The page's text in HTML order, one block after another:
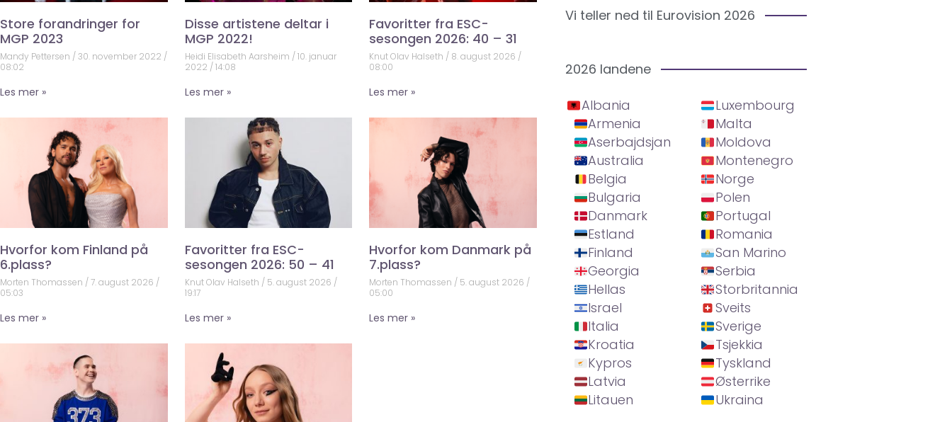
Store forandringer for
MGP 2023
Mandy Pettersen
30. november 2022
08:02
Les mer »
Disse artistene deltar i
MGP 2022!
Heidi Elisabeth Aarsheim 10. januar
2022 14:08
Les mer »
Favoritter fra ESC-
sesongen 2026: 40 – 31
Knut Olav Halseth
8. august 2026
08:00
Les mer »
Hvorfor kom Finland på
6.plass?
Morten Thomassen
7. august 2026
05:03
Les mer »
Favoritter fra ESC-
sesongen 2026: 50 – 41
Knut Olav Halseth 5. august 2026
19:17
Les mer »
Hvorfor kom Danmark på
7.plass?
Morten Thomassen
5. august 2026
05:00
Les mer »
Vi teller ned til Eurovision 2026
2026 landene
Albania
Armenia
Aserbajdsjan
Australia
Belgia
Bulgaria
Danmark
Estland
Finland
Georgia
Hellas
Israel
Italia
Kroatia
Kypros
Latvia
Litauen
Luxembourg
Malta
Moldova
Montenegro
Norge
Polen
Portugal
Romania
San Marino
Serbia
Storbritannia
Sveits
Sverige
Tsjekkia
Tyskland
Østerrike
Ukraina